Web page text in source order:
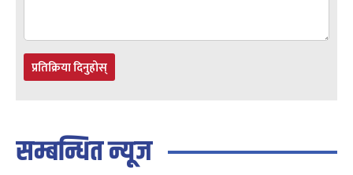
प्रतिक्रिया दिनुहोस्
सम्बन्धित न्यूज